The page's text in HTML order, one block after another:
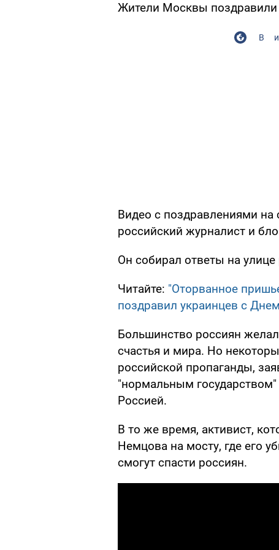
Жители Москвы
Видео с поздравлениями
российский журналист и
Он собирал ответы на
Читайте: "Оторванное
поздравил украинцев с
Большинство россиян
счастья и мира. Но
российской пропаганды,
"нормальным
Россией.
В то же время, активист,
Немцова на мосту, где его
смогут спасти россиян.